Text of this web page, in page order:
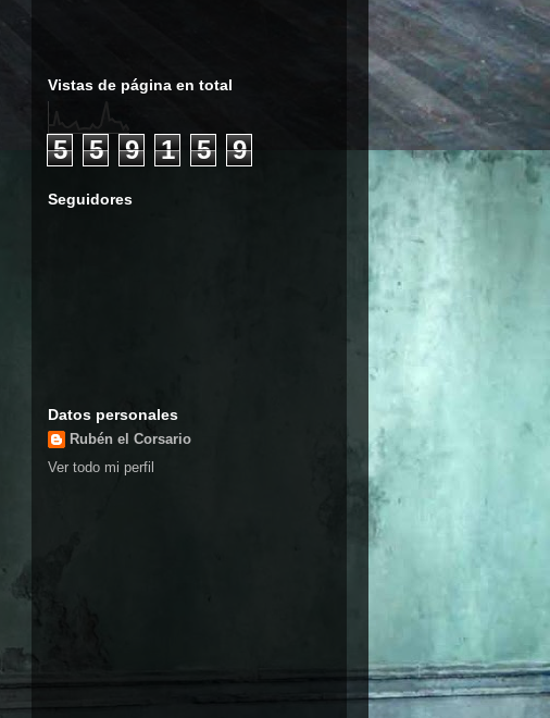
Vistas de página en total
5 5 9 1 5 9
Seguidores
Datos personales
Rubén el Corsario
Ver todo mi perfil